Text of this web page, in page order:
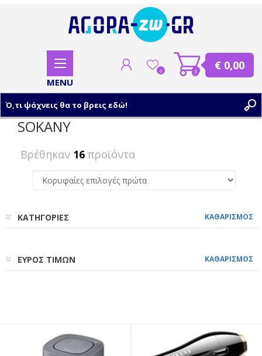
ΣΥΝΔΕΣΗ
0 0 € 0,00
SOKANY
Βρέθηκαν 16 προϊόντα
ΚΑΤΗΓΟΡΙΕΣ ΚΑΘΑΡΙΣΜΟΣ
ΕΥΡΟΣ ΤΙΜΩΝ ΚΑΘΑΡΙΣΜΟΣ